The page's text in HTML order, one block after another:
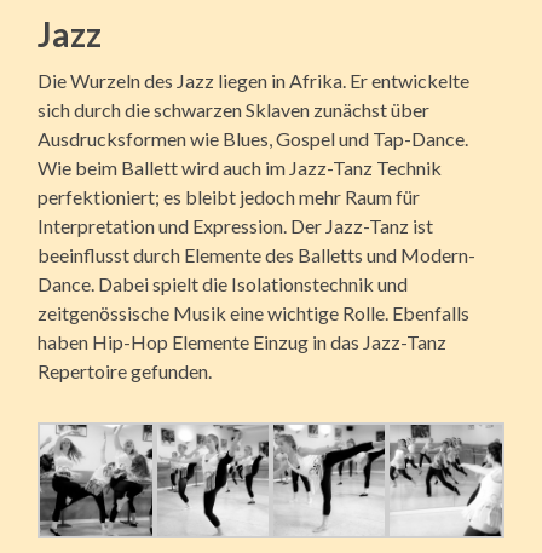
Jazz
Die Wurzeln des Jazz liegen in Afrika. Er entwickelte
sich durch die schwarzen Sklaven zunächst über
Ausdrucksformen wie Blues, Gospel und Tap-Dance.
Wie beim Ballett wird auch im Jazz-Tanz Technik
perfektioniert; es bleibt jedoch mehr Raum für
Interpretation und Expression. Der Jazz-Tanz ist
beeinflusst durch Elemente des Balletts und Modern-
Dance. Dabei spielt die Isolationstechnik und
zeitgenössische Musik eine wichtige Rolle. Ebenfalls
haben Hip-Hop Elemente Einzug in das Jazz-Tanz
Repertoire gefunden.